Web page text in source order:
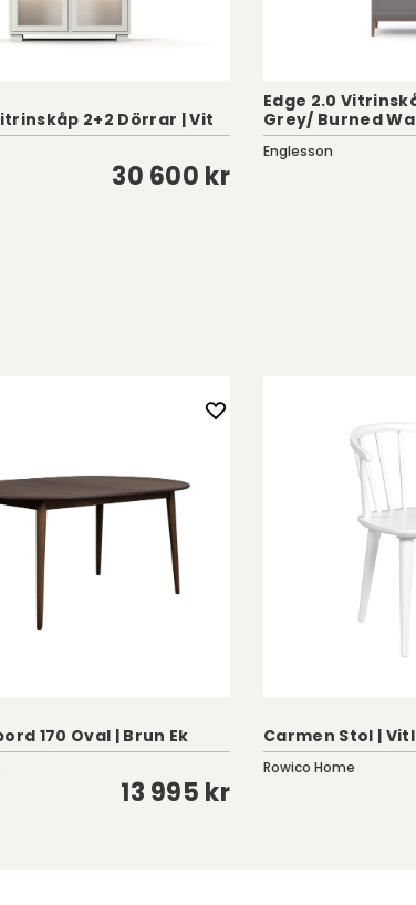
2+2 Dörrar | Vit
30 600 kr
Edge 2.0
Grey/ Burned
Englesson
170 Oval | Brun Ek
13 995 kr
Carmen Stol |
Rowico Home